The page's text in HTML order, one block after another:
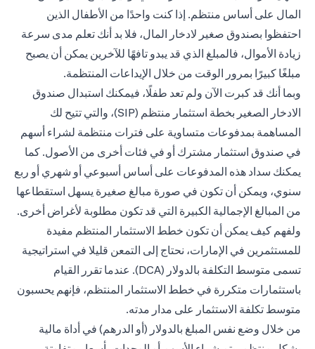
المال على أساس منتظم. إذا كنت واحدًا من الأطفال الذين
احتفظوا بصندوق صغير لادخار المال، فلا بد أنك تعلم مدى سرعة
زيادة الأموال، فالمبلغ الذي قد يبدو تافهًا للآخرين يمكن أن يصبح
مبلغًا كبيرًا بمرور الوقت من خلال الإيداعات المنتظمة.
وبما أنك قد كبرت الآن ولم تعد طفلًا، فيمكنك استبدال صندوق
الادخار الصغير بخطة استثمار منتظم (SIP)، والتي تتيح لك
المساهمة بمدفوعات متساوية على فترات منتظمة لشراء أسهم
في صندوق استثمار مشترك أو في فئات أخرى من الأصول. كما
يمكنك سداد هذه المدفوعات على أساس أسبوعي أو شهري أو ربع
سنوي، ويمكن أن تكون في صورة مبالغ صغيرة يسهل استقطاعها
من المبالغ الإجمالية الكبيرة التي قد تكون مطلوبة لأغراض أخرى.
ولفهم كيف يمكن أن تكون خطط الاستثمار المنتظم مفيدة
للمستثمرين في الإمارات، نحتاج إلى التمعن قليلا في استراتيجية
تسمى متوسط ​​التكلفة بالدولار (DCA). عندما تقرر القيام
باستثمارات متكررة في خطط الاستثمار المنتظم، فإنهم يحسبون
متوسط ​​تكلفة الاستثمار على مدار مدته.
من خلال وضع نفس المبلغ بالدولار (أو الدرهم) في أداة مالية